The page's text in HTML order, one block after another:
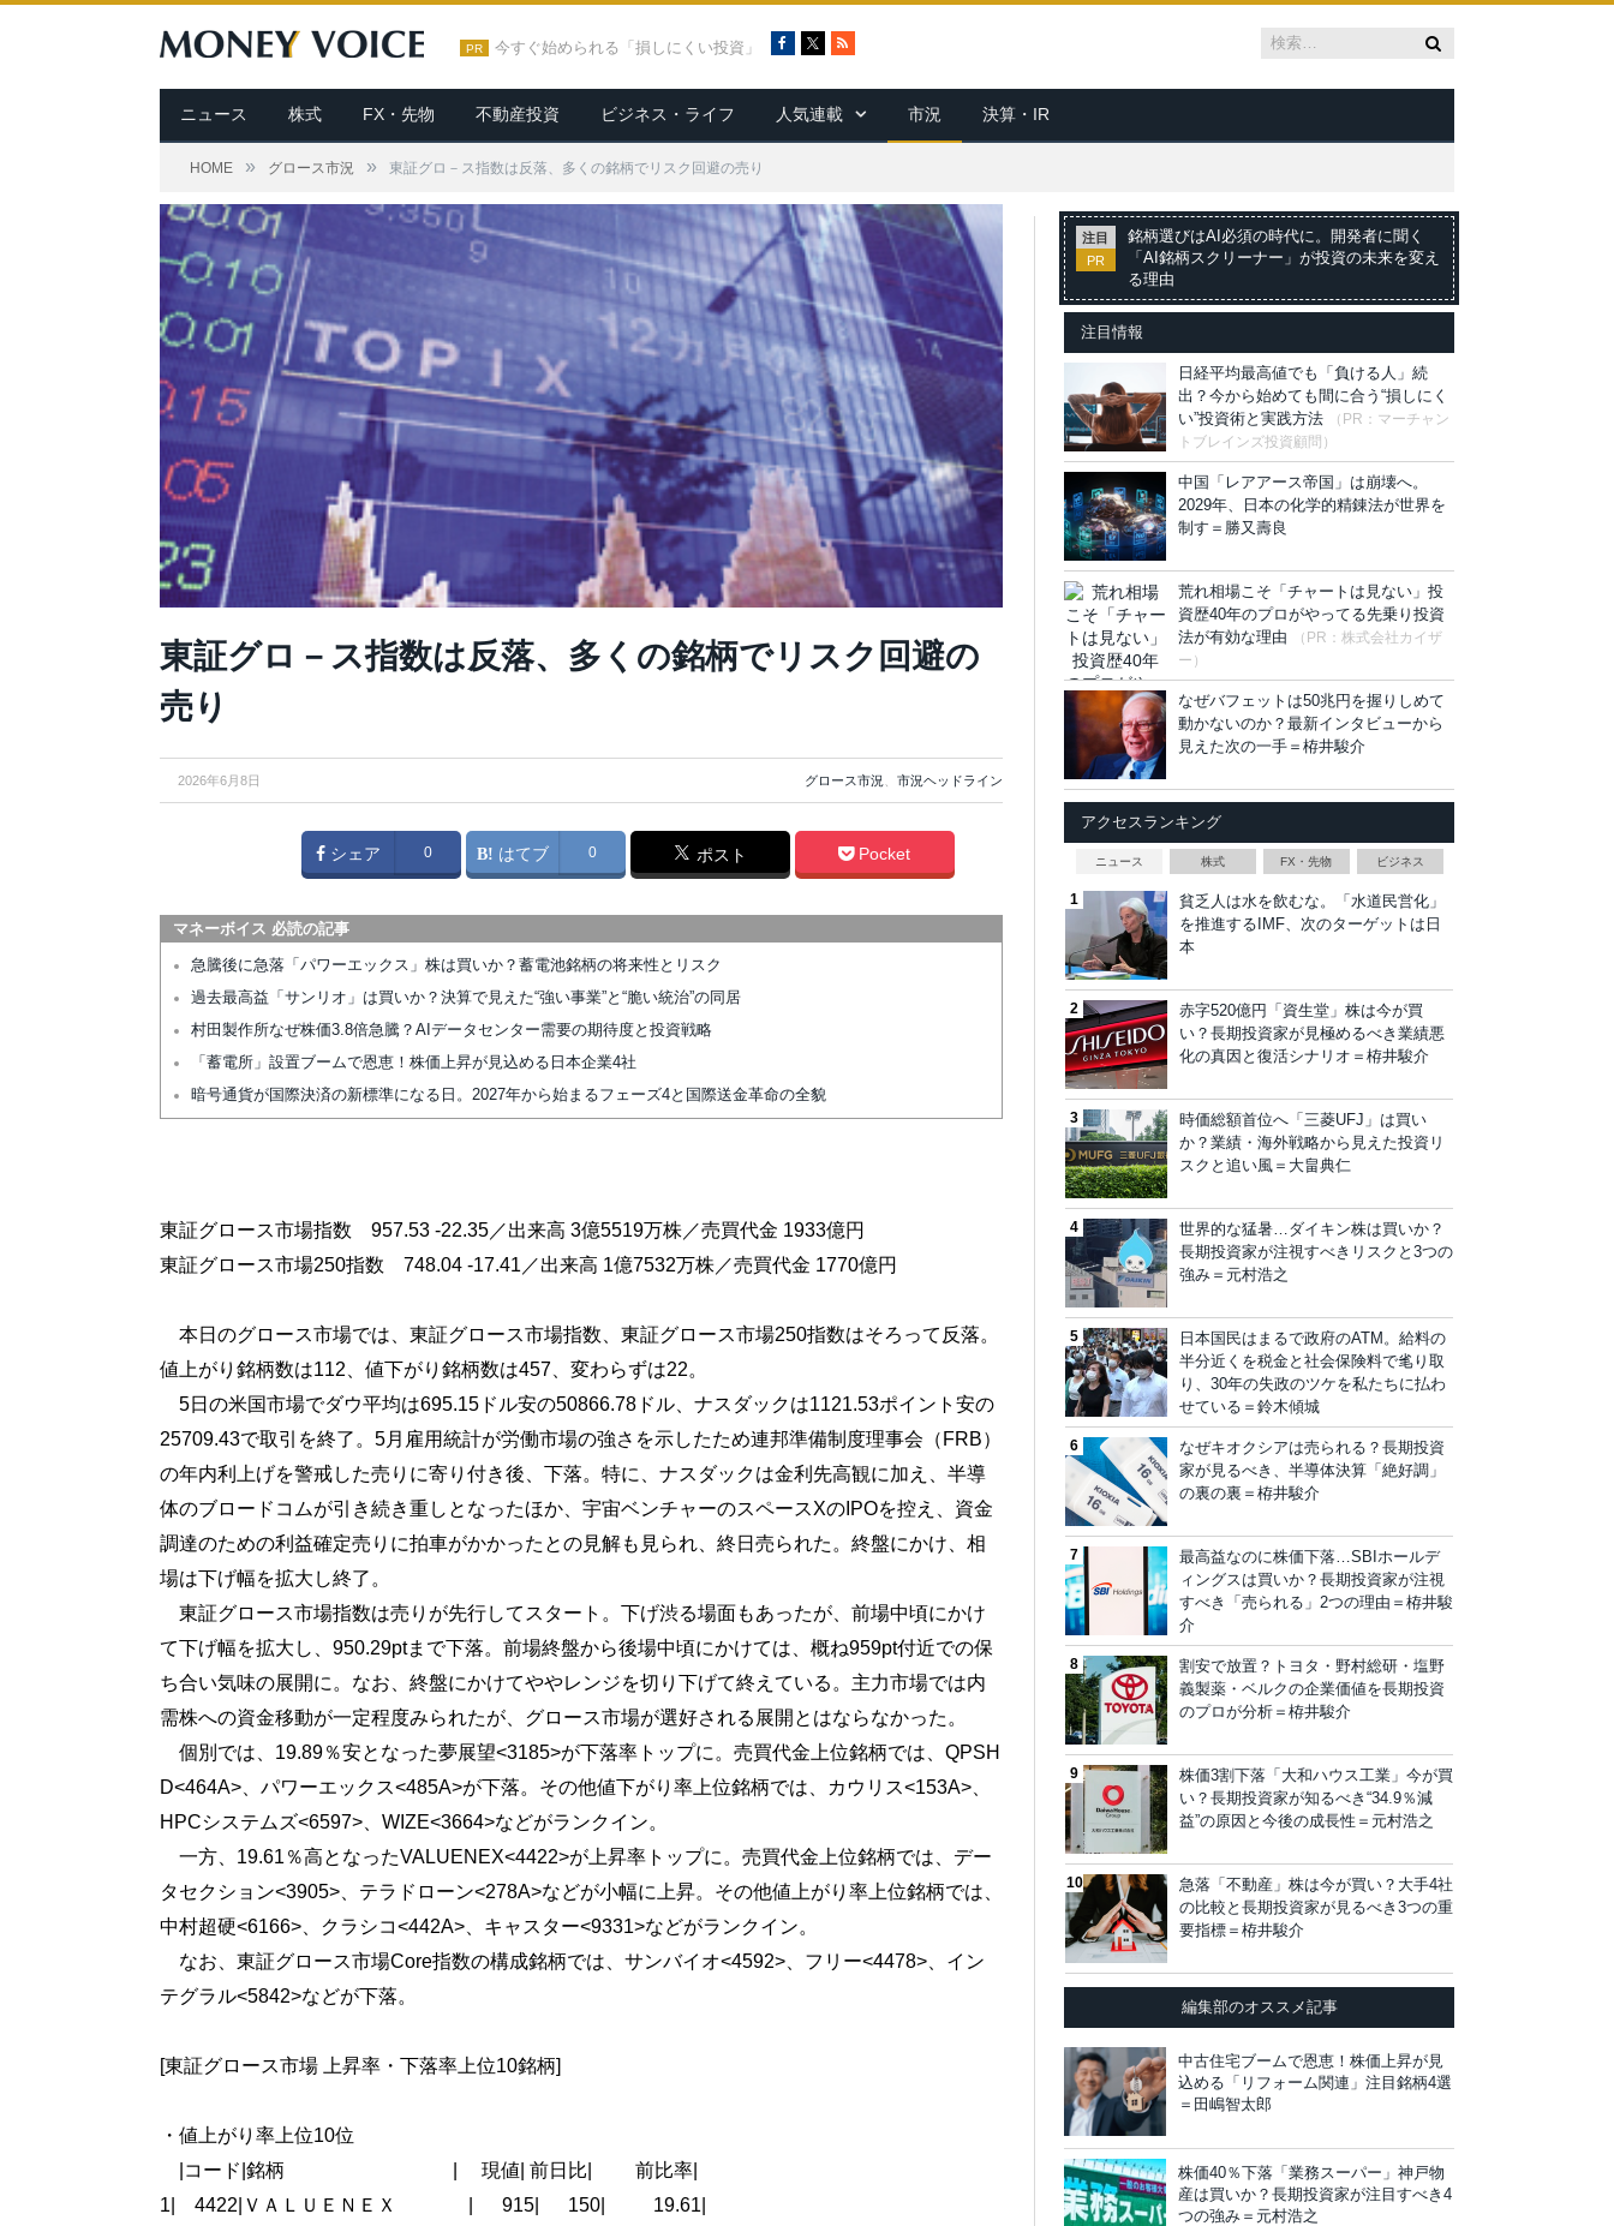
PR 今すぐ始められる「損しにくい投資」
c
e
b
k
R
S
ニュース 株式 FX・先物 不動産投資 ビジネス・ライフ 人気連載 市況 決算・IR
HOME » グロース市況 » 東証グロ－ス指数は反落、多くの銘柄でリスク回避の売り
東証グロ－ス指数は反落、多くの銘柄でリスク回避の
売り
2026年6月8日 グロース市況 市況ヘッドライン
シェア 0 はてブ 0 ポスト Pocket
マネーボイス 必読の記事
急騰後に急落「パワーエックス」株は買いか？蓄電池銘柄の将来性とリスク
過去最高益「サンリオ」は買いか？決算で見えた“強い事業”と“脆い統治”の同居
村田製作所なぜ株価3.8倍急騰？AIデータセンター需要の期待度と投資戦略
「蓄電所」設置ブームで恩恵！株価上昇が見込める日本企業4社
暗号通貨が国際決済の新標準になる日。2027年から始まるフェーズ4と国際送金革命の全貌
東証グロース市場指数 957.53 -22.35／出来高 3億5519万株／売買代金 1933億円
東証グロース市場250指数 748.04 -17.41／出来高 1億7532万株／売買代金 1770億円
本日のグロース市場では、東証グロース市場指数、東証グロース市場250指数はそろって反落。
値上がり銘柄数は112、値下がり銘柄数は457、変わらずは22。
5日の米国市場でダウ平均は695.15ドル安の50866.78ドル、ナスダックは1121.53ポイント安の
25709.43で取引を終了。5月雇用統計が労働市場の強さを示したため連邦準備制度理事会（FRB）
の年内利上げを警戒した売りに寄り付き後、下落。特に、ナスダックは金利先高観に加え、半導
体のブロードコムが引き続き重しとなったほか、宇宙ベンチャーのスペースXのIPOを控え、資金
調達のための利益確定売りに拍車がかかったとの見解も見られ、終日売られた。終盤にかけ、相
場は下げ幅を拡大し終了。
東証グロース市場指数は売りが先行してスタート。下げ渋る場面もあったが、前場中頃にかけ
て下げ幅を拡大し、950.29ptまで下落。前場終盤から後場中頃にかけては、概ね959pt付近での保
ち合い気味の展開に。なお、終盤にかけてややレンジを切り下げて終えている。主力市場では内
需株への資金移動が一定程度みられたが、グロース市場が選好される展開とはならなかった。
個別では、19.89％安となった夢展望<3185>が下落率トップに。売買代金上位銘柄では、QPSH
D<464A>、パワーエックス<485A>が下落。その他値下がり率上位銘柄では、カウリス<153A>、
HPCシステムズ<6597>、WIZE<3664>などがランクイン。
一方、19.61％高となったVALUENEX<4422>が上昇率トップに。売買代金上位銘柄では、デー
タセクション<3905>、テラドローン<278A>などが小幅に上昇。その他値上がり率上位銘柄では、
中村超硬<6166>、クラシコ<442A>、キャスター<9331>などがランクイン。
なお、東証グロース市場Core指数の構成銘柄では、サンバイオ<4592>、フリー<4478>、イン
テグラル<5842>などが下落。
[東証グロース市場 上昇率・下落率上位10銘柄]
・値上がり率上位10位
|コード|銘柄 | 現値| 前日比| 前比率|
1| 4422|ＶＡＬＵＥＮＥＸ | 915| 150| 19.61|
注目
PR
銘柄選びはAI必須の時代に。開発者に聞く
「AI銘柄スクリーナー」が投資の未来を変え
る理由
注目情報
日経平均最高値でも「負ける人」続
出？今から始めても間に合う“損しにく
い”投資術と実践方法
（PR：マーチャン
トブレインズ投資顧問）
中国「レアアース帝国」は崩壊へ。
2029年、日本の化学的精錬法が世界を
制す＝勝又壽良
荒れ相場こそ「チャートは見ない」投
資歴40年のプロがやってる先乗り投資
法が有効な理由
（PR：株式会社カイザ
ー）
なぜバフェットは50兆円を握りしめて
動かないのか？最新インタビューから
見えた次の一手＝栫井駿介
アクセスランキング
ニュース 株式 FX・先物 ビジネス
貧乏人は水を飲むな。「水道民営化」
を推進するIMF、次のターゲットは日
本
赤字520億円「資生堂」株は今が買
い？長期投資家が見極めるべき業績悪
化の真因と復活シナリオ＝栫井駿介
時価総額首位へ「三菱UFJ」は買い
か？業績・海外戦略から見えた投資リ
スクと追い風＝大畠典仁
世界的な猛暑…ダイキン株は買いか？
長期投資家が注視すべきリスクと3つの
強み＝元村浩之
日本国民はまるで政府のATM。給料の
半分近くを税金と社会保険料で毟り取
り、30年の失政のツケを私たちに払わ
せている＝鈴木傾城
なぜキオクシアは売られる？長期投資
家が見るべき、半導体決算「絶好調」
の裏の裏＝栫井駿介
最高益なのに株価下落…SBIホールデ
ィングスは買いか？長期投資家が注視
すべき「売られる」2つの理由＝栫井駿
介
割安で放置？トヨタ・野村総研・塩野
義製薬・ベルクの企業価値を長期投資
のプロが分析＝栫井駿介
株価3割下落「大和ハウス工業」今が買
い？長期投資家が知るべき“34.9％減
益”の原因と今後の成長性＝元村浩之
急落「不動産」株は今が買い？大手4社
の比較と長期投資家が見るべき3つの重
要指標＝栫井駿介
編集部のオススメ記事
中古住宅ブームで恩恵！株価上昇が見
込める「リフォーム関連」注目銘柄4選
＝田嶋智太郎
株価40％下落「業務スーパー」神戸物
産は買いか？長期投資家が注目すべき4
つの強み＝元村浩之